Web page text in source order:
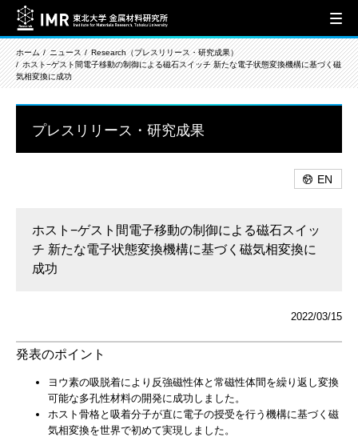
ホーム ニュース
Research（プレスリリース・研究成果）
ホスト−ゲスト間電子移動の制御による磁石スイッチ 新たな電子状態変換機構に基づく磁
気相変換に成功
プレスリリース・研究成果
EN
ホスト−ゲスト間電子移動の制御による磁石スイッ
チ 新たな電子状態変換機構に基づく磁気相変換に
成功
2022/03/15
発表のポイント
ヨウ素の吸脱着により反強磁性体と常磁性体間を繰り返し変換
可能な多孔性材料の開発に成功しました。
ホスト骨格と吸着分子が直に電子の授受を行う機構に基づく磁
気相変換を世界で初めて実現しました。